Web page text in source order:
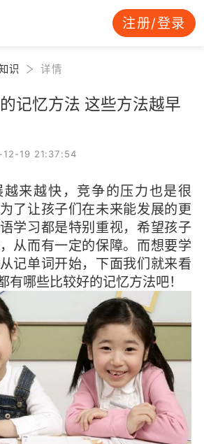
注册/登录
识 详情
记忆方法 这些方法越早
19 21:37:54
来越快，竞争的压力也是很
了让孩子们在未来能发展的更
学习都是特别重视，希望孩子
从而有一定的保障。而想要学
记单词开始，下面我们就来看
有哪些比较好的记忆方法吧！